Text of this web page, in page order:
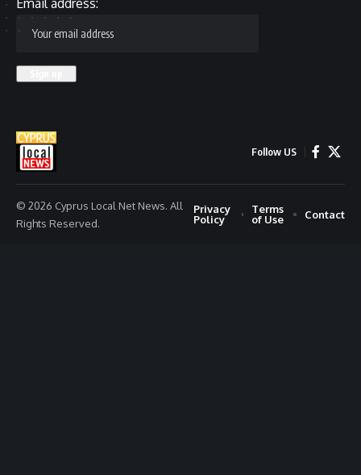
Email address:
Follow US
© 2026 Cyprus Local Net News. All
Rights Reserved.
Privacy
Policy
Terms
of Use
Contact